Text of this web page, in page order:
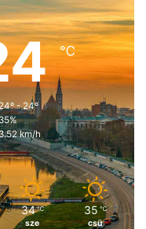
℃
- 24º
km/h
34 ℃
sze
35 ℃
csü